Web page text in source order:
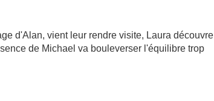
d'Alan, vient leur rendre visite, Laura découvre
de Michael va bouleverser l'équilibre trop